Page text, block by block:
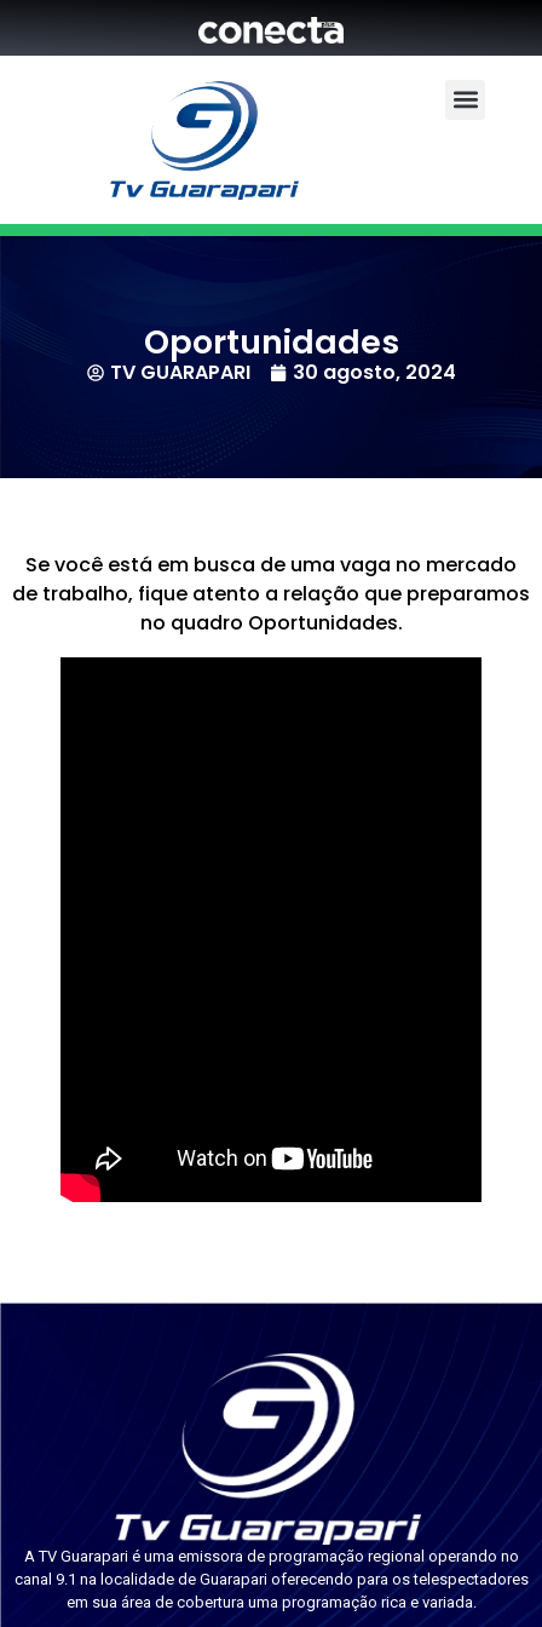
Oportunidades
TV GUARAPARI 30 agosto, 2024
Se você está em busca de uma vaga no mercado
de trabalho, fique atento a relação que preparamos
no quadro Oportunidades.
A TV Guarapari é uma emissora de programação regional operando no
canal 9.1 na localidade de Guarapari oferecendo para os telespectadores
em sua área de cobertura uma programação rica e variada.